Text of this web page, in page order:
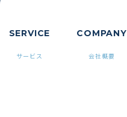
SERVICE
サービス
COMPANY
会社概要